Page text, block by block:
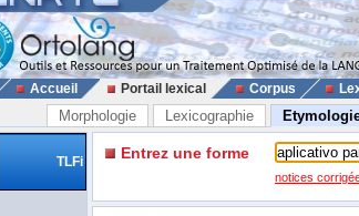
Accueil Portail lexical Corpus
Morphologie Lexicographie
TLFi Entrez une forme
notices